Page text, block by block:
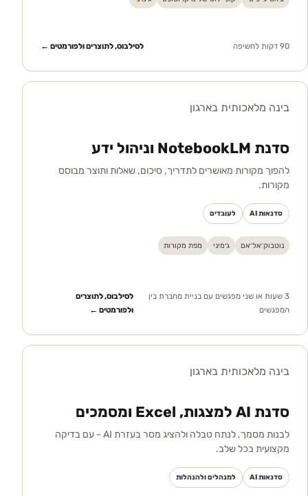
90 דקות לחשיפה לסילבוס, לתוצרים ולפורמטים ←
בינה מלאכותית בארגון
סדנת NotebookLM וניהול ידע
להפוך מקורות מאושרים לתדריך, סיכום, שאלות ותוצר מבוסס
מקורות.
סדנאות AI לעובדים
נוטבוק־אל־אם ג׳מיני מפת מקורות
3 שעות או שני מפגשים עם בניית מחברת בין
המפגשים
לסילבוס, לתוצרים
ולפורמטים ←
בינה מלאכותית בארגון
סדנת AI למצגות, Excel ומסמכים
לבנות מסמך, לנתח טבלה ולהציג מסר בעזרת AI - עם בדיקה
מקצועית בכל שלב.
סדנאות AI למנהלים ולהנהלות